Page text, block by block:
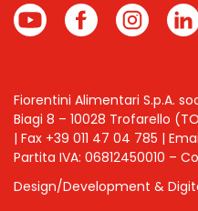
Fiorentini Alimentari S.p.A.
Biagi 8 – 10028 Trofarello
| Fax +39 011 47 04 785 |
Partita IVA: 06812450010 –
Design/Development &